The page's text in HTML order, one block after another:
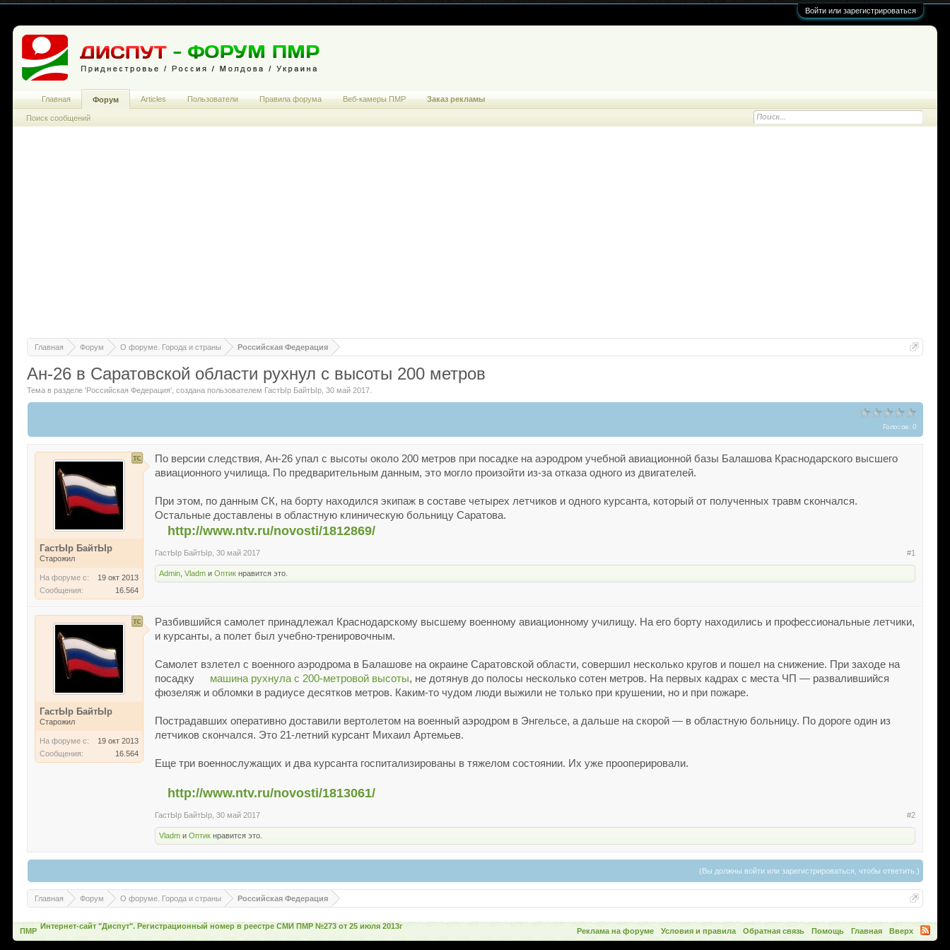
Войти или зарегистрироваться
Главная Форум О форуме. Города и страны Российская Федерация
Ан-26 в Саратовской области рухнул с высоты 200 метров
Тема в разделе 'Российская Федерация' , создана пользователем ГастЫр БайтЫр ,30 май 2017
Голосов: 0
ГастЫр БайтЫр
Старожил
На форуме с:
19 окт 2013
Сообщения:
16.564
По версии следствия, Ан-26 упал с высоты около 200 метров при посадке на аэродром учебной авиационной базы Балашова Краснодарского высшего
авиационного училища. По предварительным данным, это могло произойти из-за отказа одного из двигателей.
При этом, по данным СК, на борту находился экипаж в составе четырех летчиков и одного курсанта, который от полученных травм скончался.
Остальные доставлены в областную клиническую больницу Саратова.
http://www.ntv.ru/novosti/1812869/
ГастЫр БайтЫр 30 май 2017 #1
Admin ,Vladm иОптик нравится это.
ГастЫр БайтЫр
Старожил
На форуме с:
19 окт 2013
Сообщения:
16.564
Разбившийся самолет принадлежал Краснодарскому высшему военному авиационному училищу. На его борту находились и профессиональные летчики,
и курсанты, а полет был учебно-тренировочным.
Самолет взлетел с военного аэродрома в Балашове на окраине Саратовской области, совершил несколько кругов и пошел на снижение. При заходе на
посадку
машина рухнула с 200-метровой высоты, не дотянув до полосы несколько сотен метров. На первых кадрах с места ЧП — развалившийся
фюзеляж и обломки в радиусе десятков метров. Каким-то чудом люди выжили не только при крушении, но и при пожаре.
Пострадавших оперативно доставили вертолетом на военный аэродром в Энгельсе, а дальше на скорой — в областную больницу. По дороге один из
летчиков скончался. Это 21-летний курсант Михаил Артемьев.
Еще три военнослужащих и два курсанта госпитализированы в тяжелом состоянии. Их уже прооперировали.
http://www.ntv.ru/novosti/1813061/
ГастЫр БайтЫр 30 май 2017 #2
Vladm иОптик нравится это.
(Вы должны войти или зарегистрироваться, чтобы ответить.)
Главная Форум О форуме. Города и страны Российская Федерация
Главная Форум
Поиск сообщений
Articles Пользователи Правила форума Веб-камеры ПМР Заказ рекламы
ПМР
Интернет-сайт "Диспут". Регистрационный номер в реестре СМИ ПМР №273 от 25 июля 2013г
Реклама на форуме Условия и правила Обратная связь Помощь Главная Вверх